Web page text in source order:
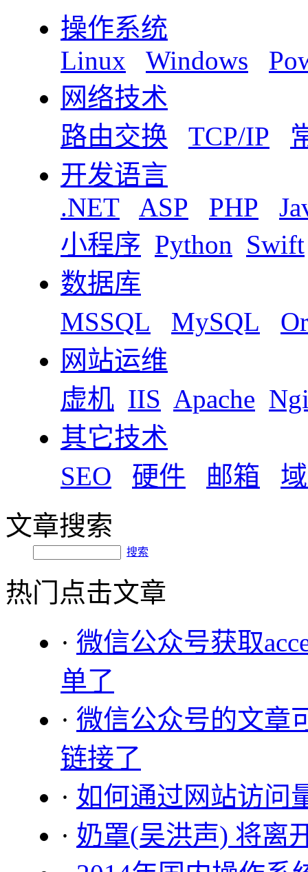
操作系统
Linux
Windows
网络技术
路由交换
TCP/IP
开发语言
.NET
ASP PHP
小程序 Python Swift
数据库
MSSQL
MySQL
网站运维
虚机 IIS Apache
其它技术
SEO
硬件 邮箱
文章搜索
搜索
热门点击文章
· 微信公众号获取
单了
· 微信公众号的文章
链接了
· 如何通过网站访问
· 奶罩(吴洪声) 将离